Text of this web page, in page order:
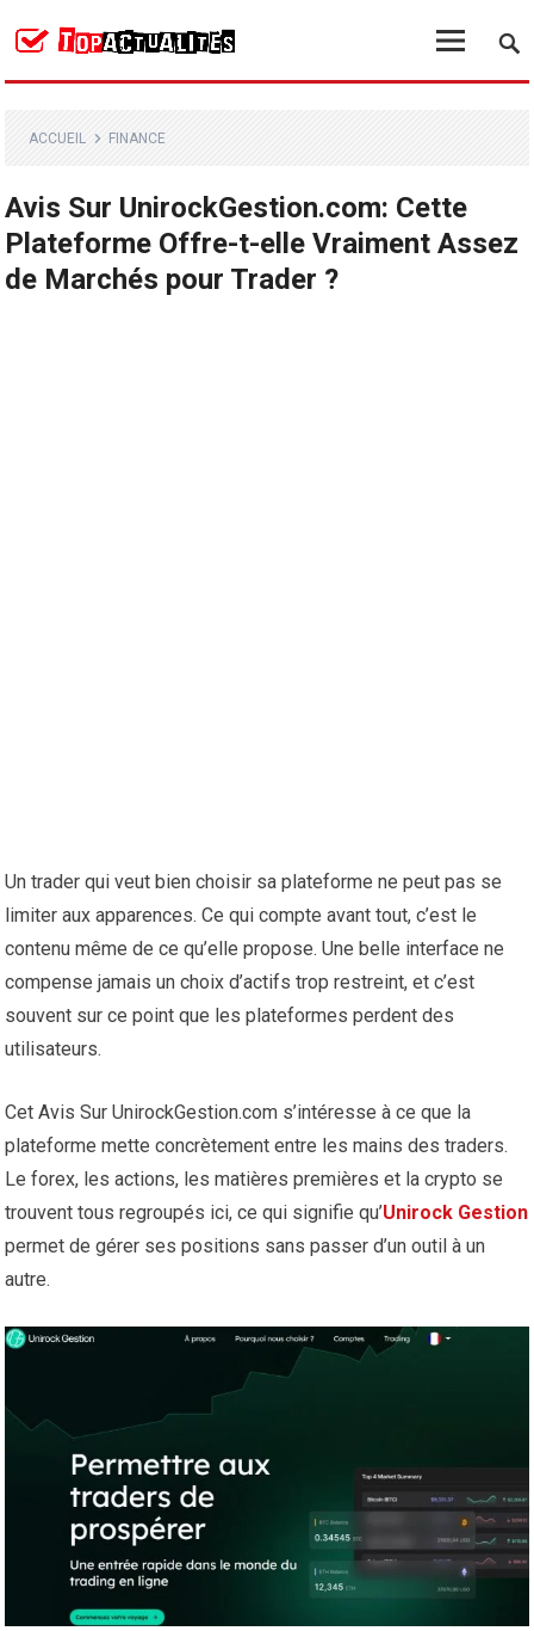
ACCUEIL FINANCE
Avis Sur UnirockGestion.com: Cette
Plateforme Offre-t-elle Vraiment Assez
de Marchés pour Trader ?
Un trader qui veut bien choisir sa plateforme ne peut pas se
limiter aux apparences. Ce qui compte avant tout, c’est le
contenu même de ce qu’elle propose. Une belle interface ne
compense jamais un choix d’actifs trop restreint, et c’est
souvent sur ce point que les plateformes perdent des
utilisateurs.
Cet Avis Sur UnirockGestion.com s’intéresse à ce que la
plateforme mette concrètement entre les mains des traders.
Le forex, les actions, les matières premières et la crypto se
trouvent tous regroupés ici, ce qui signifie qu’Unirock Gestion
permet de gérer ses positions sans passer d’un outil à un
autre.